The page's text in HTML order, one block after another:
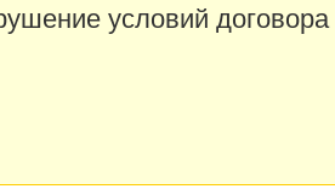
условий договора